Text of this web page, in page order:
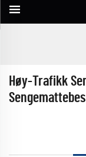
Høy-Trafikk